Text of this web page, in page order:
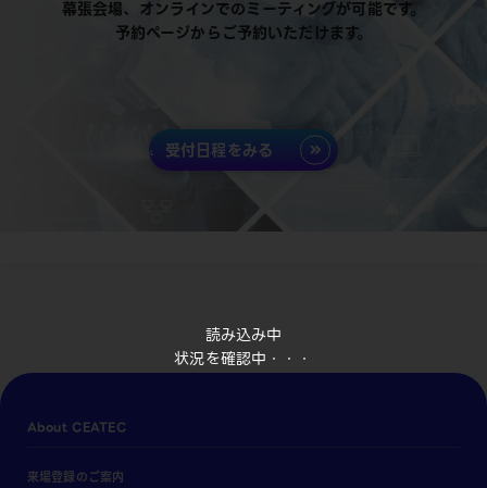
読み込み中
状況を確認中・・・
幕張会場、オンラインでのミーティングが可能です。
予約ページからご予約いただけます。
受付日程をみる
About CEATEC
来場登録のご案内